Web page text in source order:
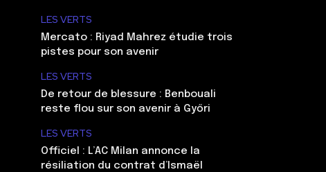
LES VERTS
Mercato : Riyad Mahrez étudie trois
pistes pour son avenir
LES VERTS
De retour de blessure : Benbouali
reste flou sur son avenir à Győri
LES VERTS
Officiel : L’AC Milan annonce la
résiliation du contrat d’Ismaël